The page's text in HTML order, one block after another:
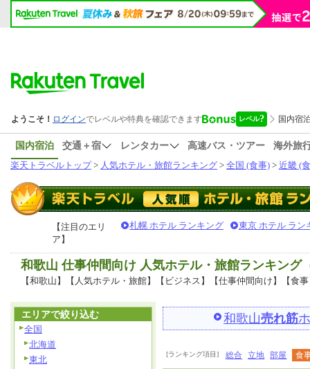
国内宿泊 交通＋宿 レンタカー 高速バス・ツアー
海外旅
楽天トラベルトップ> 人気ホテル・旅館ランキング > 全国 (食事) > 近畿 (
【注目のエリ
ア】
札幌 ホテル ランキング 東京 ホテル ラン
和歌山 仕事仲間向け 人気ホテル・旅館ランキング
【和歌山】【人気ホテル・旅館】【ビジネス】【仕事仲間向け】【食
和歌山売れ筋
[ランキング項目] 総合 立地 部屋 食
エリアで絞り込む
全国
北海道
東北